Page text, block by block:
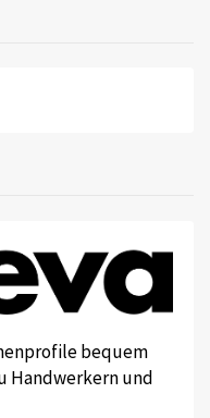
bequem
Handwerkern und